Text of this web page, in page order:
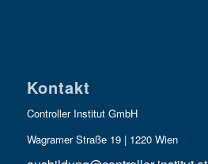
Kontakt
Controller Institut GmbH
Wagramer Straße 19 | 1220 Wien